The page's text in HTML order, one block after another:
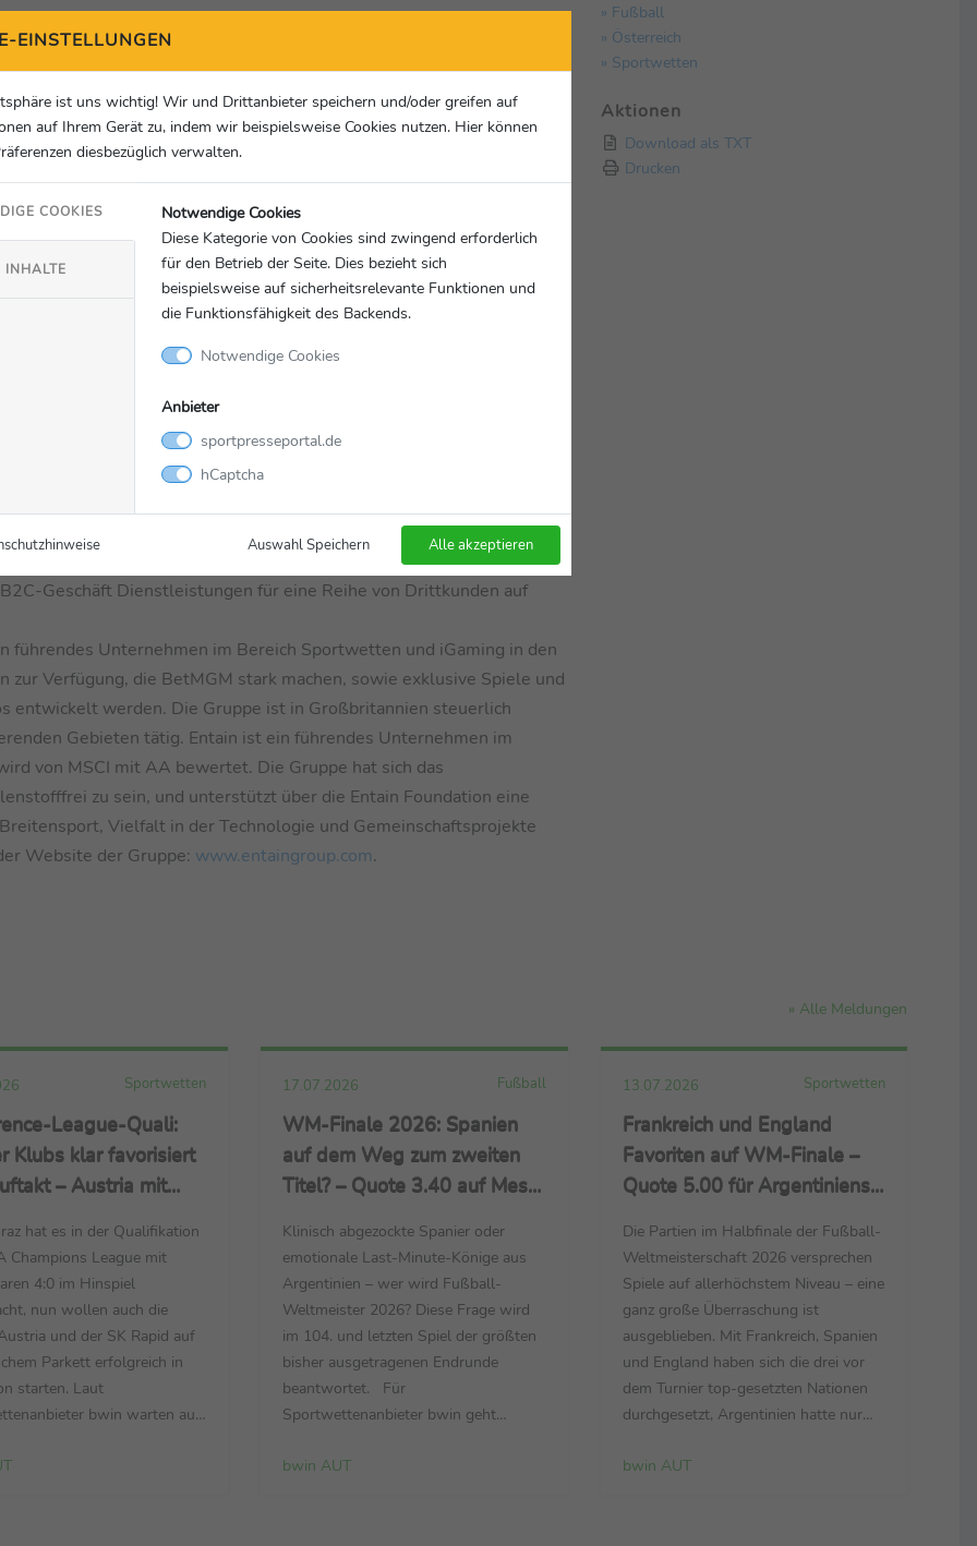
ein FTSE100-Unternehmen und eine der weltweit größten
auch im stationären Geschäft tätig ist. Die Gruppe besitzt ein
gehören bwin, Bet.pt, Coral, Crystalbet, Eurobet,
gehören CasinoClub, Foxy Bingo, Gala, Gioco Digitale, Ninga
besitzt eine properitäre Technologie für alle ihre
Geschäft Dienstleistungen für eine Reihe von Drittkunden auf
Unternehmen im Bereich Sportwetten und iGaming in den
Verfügung, die BetMGM stark machen, sowie exklusive Spiele und
entwickelt werden. Die Gruppe ist in Großbritannien steuerlich
Gebieten tätig. Entain ist ein führendes Unternehmen im
von MSCI mit AA bewertet. Die Gruppe hat sich das
zu sein, und unterstützt über die Entain Foundation eine
Vielfalt in der Technologie und Gemeinschaftsprojekte
Website der Gruppe: www.entaingroup.com.
» Fußball
» Österreich
» Sportwetten
Aktionen
Download als TXT
Drucken
» Alle Meldungen
Sportwetten
League-Quali:
Klubs klar favorisiert
– Austria mit
legt Grundstein in
hat es in der Qualifikation
Champions League mit
4:0 im Hinspiel
nun wollen auch die
und der SK Rapid auf
Parkett erfolgreich in
starten. Laut
bwin warten auf
League machbare
17.07.2026 Fußball
WM-Finale 2026: Spanien
auf dem Weg zum zweiten
Titel? – Quote 3.40 auf Messi
Favorit im Spiel um Platz drei
Klinisch abgezockte Spanier oder
emotionale Last-Minute-Könige aus
Argentinien – wer wird Fußball-
Weltmeister 2026? Diese Frage wird
im 104. und letzten Spiel der größten
bisher ausgetragenen Endrunde
beantwortet. Für
Sportwettenanbieter bwin geht
Finale am Sonntag (19. Juli, 21:00 Uhr
bwin AUT
13.07.2026 Sportwetten
Frankreich und England
Favoriten auf WM-Finale –
Quote 5.00 für Argentiniens
Engländer gleichauf mit
Spanien
Die Partien im Halbfinale der Fußball-
Weltmeisterschaft 2026 versprechen
Spiele auf allerhöchstem Niveau – eine
ganz große Überraschung ist
ausgeblieben. Mit Frankreich, Spanien
und England haben sich die drei vor
dem Turnier top-gesetzten Nationen
durchgesetzt, Argentinien hatte nur
im WM-Finale sieht
bwin AUT
EINSTELLUNGEN
ist uns wichtig! Wir und Drittanbieter speichern und/oder greifen auf
auf Ihrem Gerät zu, indem wir beispielsweise Cookies nutzen. Hier können
diesbezüglich verwalten.
COOKIES
INHALTE
Notwendige Cookies
Diese Kategorie von Cookies sind zwingend erforderlich
für den Betrieb der Seite. Dies bezieht sich
beispielsweise auf sicherheitsrelevante Funktionen und
die Funktionsfähigkeit des Backends.
Notwendige Cookies
Anbieter
sportpresseportal.de
hCaptcha
Auswahl Speichern Alle akzeptieren